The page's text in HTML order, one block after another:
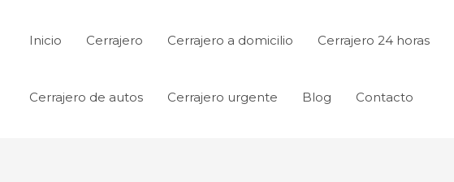
Inicio Cerrajero Cerrajero a domicilio Cerrajero 24 horas
Cerrajero de autos Cerrajero urgente Blog Contacto